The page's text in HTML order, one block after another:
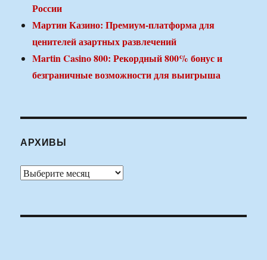
России
Мартин Казино: Премиум-платформа для
ценителей азартных развлечений
Martin Casino 800: Рекордный 800% бонус и
безграничные возможности для выигрыша
АРХИВЫ
Архивы